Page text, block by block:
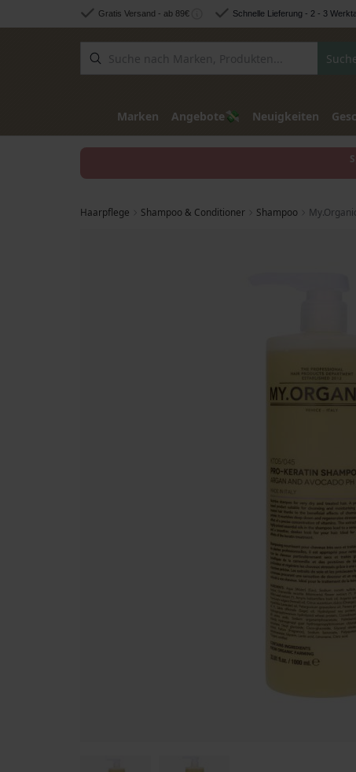
Zum Inhalt springenGratis Versand - ab 89€ Schnelle Lieferung - 2 - 3
Marken Angebote💸 Neuigkeiten
Haarpflege Shampoo & Conditioner Shampoo